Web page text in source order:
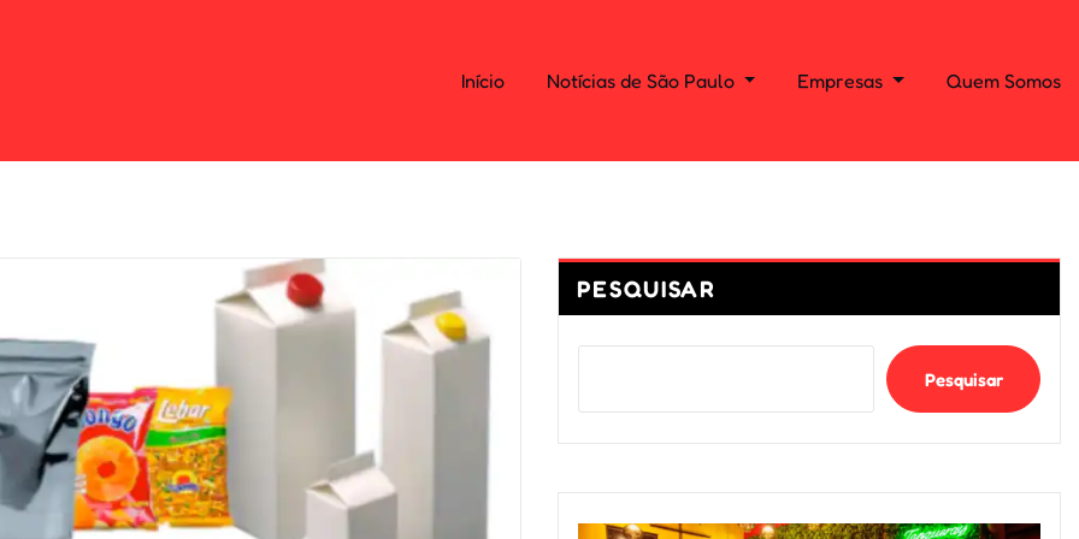
Início Notícias de São Paulo Empresas Quem Somos
PESQUISAR
Pesquisar